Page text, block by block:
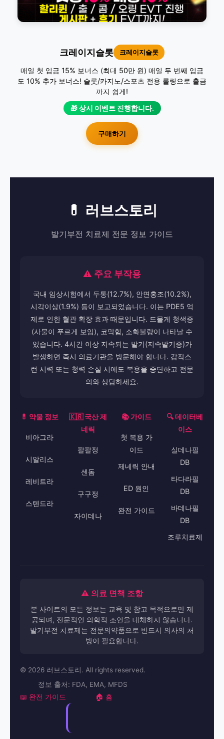
크레이지슬롯 크레이지슬롯
매일 첫 입금 15% 보너스 (최대 50만 원) 매일 두 번째 입금
도 10% 추가 보너스! 슬롯/카지노/스포츠 전용 롤링으로 출금
까지 쉽게!
🎁 상시 이벤트 진행합니다.
구매하기
💊 러브스토리
발기부전 치료제 전문 정보 가이드
⚠️ 주요 부작용
국내 임상시험에서 두통(12.7%), 안면홍조(10.2%),
시각이상(1.9%) 등이 보고되었습니다. 이는 PDE5 억
제로 인한 혈관 확장 효과 때문입니다. 드물게 청색증
(사물이 푸르게 보임), 코막힘, 소화불량이 나타날 수
있습니다. 4시간 이상 지속되는 발기(지속발기증)가
발생하면 즉시 의료기관을 방문해야 합니다. 갑작스
런 시력 또는 청력 손실 시에도 복용을 중단하고 전문
의와 상담하세요.
💊 약물 정보
비아그라
시알리스
레비트라
스텐드라
🇰🇷 국산 제
네릭
팔팔정
센돔
구구정
자이데나
📚 가이드
첫 복용 가
이드
제네릭 안내
ED 원인
완전 가이드
🔍 데이터베
이스
실데나필
DB
타다라필
DB
바데나필
DB
조루치료제
⚠️ 의료 면책 조항
본 사이트의 모든 정보는 교육 및 참고 목적으로만 제
공되며, 전문적인 의학적 조언을 대체하지 않습니다.
발기부전 치료제는 전문의약품으로 반드시 의사의 처
방이 필요합니다.
© 2026 러브스토리. All rights reserved.
정보 출처: FDA, EMA, MFDS
📖 완전 가이드 🏠 홈